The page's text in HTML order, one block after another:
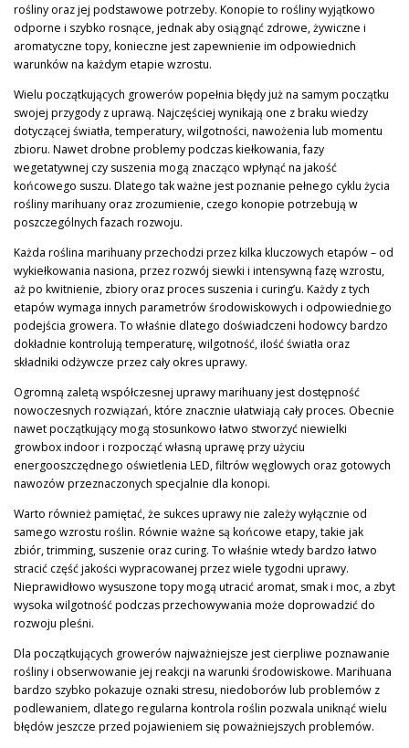
rośliny oraz jej podstawowe potrzeby. Konopie to rośliny wyjątkowo
odporne i szybko rosnące, jednak aby osiągnąć zdrowe, żywiczne i
aromatyczne topy, konieczne jest zapewnienie im odpowiednich
warunków na każdym etapie wzrostu.
Wielu początkujących growerów popełnia błędy już na samym początku
swojej przygody z uprawą. Najczęściej wynikają one z braku wiedzy
dotyczącej światła, temperatury, wilgotności, nawożenia lub momentu
zbioru. Nawet drobne problemy podczas kiełkowania, fazy
wegetatywnej czy suszenia mogą znacząco wpłynąć na jakość
końcowego suszu. Dlatego tak ważne jest poznanie pełnego cyklu życia
rośliny marihuany oraz zrozumienie, czego konopie potrzebują w
poszczególnych fazach rozwoju.
Każda roślina marihuany przechodzi przez kilka kluczowych etapów – od
wykiełkowania nasiona, przez rozwój siewki i intensywną fazę wzrostu,
aż po kwitnienie, zbiory oraz proces suszenia i curing’u. Każdy z tych
etapów wymaga innych parametrów środowiskowych i odpowiedniego
podejścia growera. To właśnie dlatego doświadczeni hodowcy bardzo
dokładnie kontrolują temperaturę, wilgotność, ilość światła oraz
składniki odżywcze przez cały okres uprawy.
Ogromną zaletą współczesnej uprawy marihuany jest dostępność
nowoczesnych rozwiązań, które znacznie ułatwiają cały proces. Obecnie
nawet początkujący mogą stosunkowo łatwo stworzyć niewielki
growbox indoor i rozpocząć własną uprawę przy użyciu
energooszczędnego oświetlenia LED, filtrów węglowych oraz gotowych
nawozów przeznaczonych specjalnie dla konopi.
Warto również pamiętać, że sukces uprawy nie zależy wyłącznie od
samego wzrostu roślin. Równie ważne są końcowe etapy, takie jak
zbiór, trimming, suszenie oraz curing. To właśnie wtedy bardzo łatwo
stracić część jakości wypracowanej przez wiele tygodni uprawy.
Nieprawidłowo wysuszone topy mogą utracić aromat, smak i moc, a zbyt
wysoka wilgotność podczas przechowywania może doprowadzić do
rozwoju pleśni.
Dla początkujących growerów najważniejsze jest cierpliwe poznawanie
rośliny i obserwowanie jej reakcji na warunki środowiskowe. Marihuana
bardzo szybko pokazuje oznaki stresu, niedoborów lub problemów z
podlewaniem, dlatego regularna kontrola roślin pozwala uniknąć wielu
błędów jeszcze przed pojawieniem się poważniejszych problemów.